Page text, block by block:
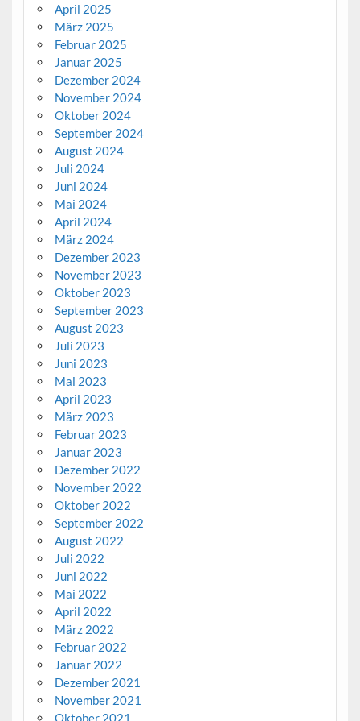
April 2025
März 2025
Februar 2025
Januar 2025
Dezember 2024
November 2024
Oktober 2024
September 2024
August 2024
Juli 2024
Juni 2024
Mai 2024
April 2024
März 2024
Dezember 2023
November 2023
Oktober 2023
September 2023
August 2023
Juli 2023
Juni 2023
Mai 2023
April 2023
März 2023
Februar 2023
Januar 2023
Dezember 2022
November 2022
Oktober 2022
September 2022
August 2022
Juli 2022
Juni 2022
Mai 2022
April 2022
März 2022
Februar 2022
Januar 2022
Dezember 2021
November 2021
Oktober 2021